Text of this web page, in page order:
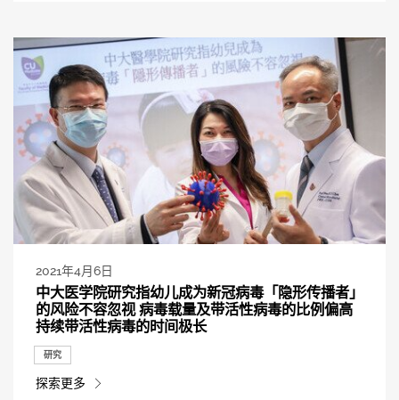
2021年4月6日
中大医学院研究指幼儿成为新冠病毒「隐形传播者」
的风险不容忽视 病毒载量及带活性病毒的比例偏高
持续带活性病毒的时间极长
研究
探索更多